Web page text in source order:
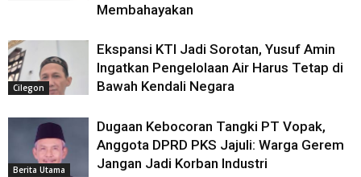
Membahayakan
Cilegon
Ekspansi KTI Jadi Sorotan, Yusuf Amin
Ingatkan Pengelolaan Air Harus Tetap di
Bawah Kendali Negara
Berita Utama
Dugaan Kebocoran Tangki PT Vopak,
Anggota DPRD PKS Jajuli: Warga Gerem
Jangan Jadi Korban Industri